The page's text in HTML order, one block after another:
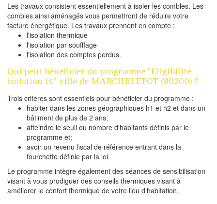
Les travaux consistent essentiellement à isoler les combles. Les
combles ainsi aménagés vous permettront de réduire votre
facture énergétique. Les travaux prennent en compte :
l'isolation thermique
l'isolation par soufflage
l'isolation des comptes perdus.
Qui peut bénéficier du programme "Eligibilité
isolation 1€" ville de MARCHELEPOT (80200) ?
Trois critères sont essentiels pour bénéficier du programme :
habiter dans les zones géographiques h1 et h2 et dans un
bâtiment de plus de 2 ans;
atteindre le seuil du nombre d'habitants définis par le
programme et;
avoir un revenu fiscal de référence entrant dans la
fourchette définie par la loi.
Le programme intègre également des séances de sensibilisation
visant à vous prodiguer des conseils thermiques visant à
améliorer le confort thermique de votre lieu d'habitation.